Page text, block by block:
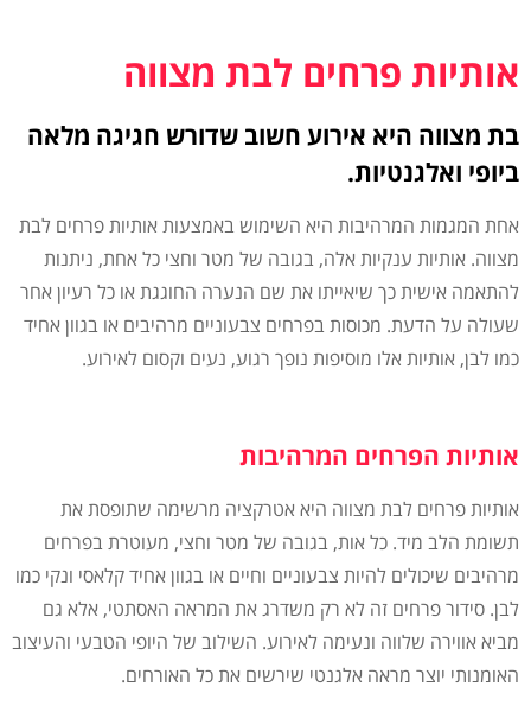
אותיות פרחים לבת מצווה
בת מצווה היא אירוע חשוב שדורש חגיגה מלאה
ביופי ואלגנטיות.
אחת המגמות המרהיבות היא השימוש באמצעות אותיות פרחים לבת
מצווה. אותיות ענקיות אלה, בגובה של מטר וחצי כל אחת, ניתנות
להתאמה אישית כך שיאייתו את שם הנערה החוגגת או כל רעיון אחר
שעולה על הדעת. מכוסות בפרחים צבעוניים מרהיבים או בגוון אחיד
כמו לבן, אותיות אלו מוסיפות נופך רגוע, נעים וקסום לאירוע.
אותיות הפרחים המרהיבות
אותיות פרחים לבת מצווה היא אטרקציה מרשימה שתופסת את
תשומת הלב מיד. כל אות, בגובה של מטר וחצי, מעוטרת בפרחים
מרהיבים שיכולים להיות צבעוניים וחיים או בגוון אחיד קלאסי ונקי כמו
לבן. סידור פרחים זה לא רק משדרג את המראה האסתטי, אלא גם
מביא אווירה שלווה ונעימה לאירוע. השילוב של היופי הטבעי והעיצוב
האומנותי יוצר מראה אלגנטי שירשים את כל האורחים.